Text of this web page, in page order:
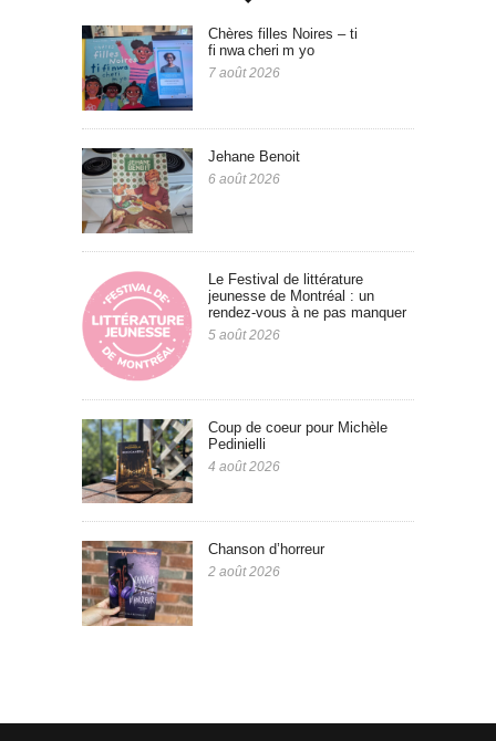
Chères filles Noires – ti
fi nwa cheri m yo
7 août 2026
Jehane Benoit
6 août 2026
Le Festival de littérature
jeunesse de Montréal : un
rendez-vous à ne pas manquer
5 août 2026
Coup de coeur pour Michèle
Pedinielli
4 août 2026
Chanson d’horreur
2 août 2026